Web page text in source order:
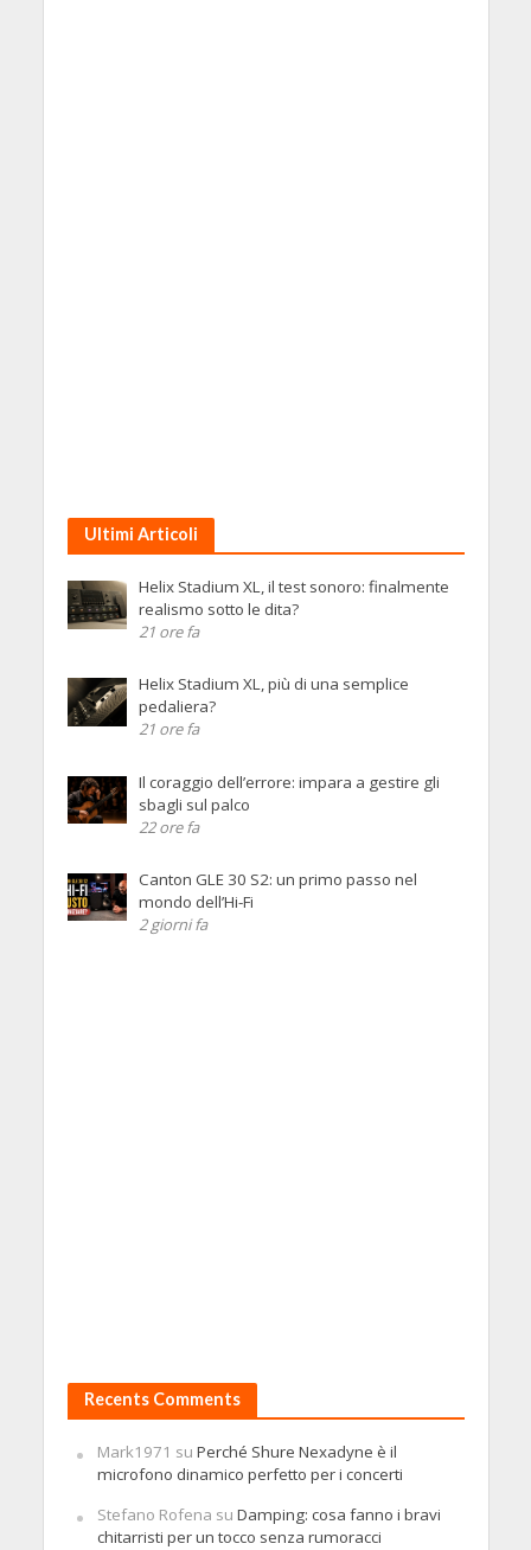
Ultimi Articoli
Helix Stadium XL, il test sonoro: finalmente
realismo sotto le dita?
21 ore fa
Helix Stadium XL, più di una semplice
pedaliera?
21 ore fa
Il coraggio dell’errore: impara a gestire gli
sbagli sul palco
22 ore fa
Canton GLE 30 S2: un primo passo nel
mondo dell’Hi-Fi
2 giorni fa
Recents Comments
Mark1971 su Perché Shure Nexadyne è il
microfono dinamico perfetto per i concerti
Stefano Rofena su Damping: cosa fanno i bravi
chitarristi per un tocco senza rumoracci